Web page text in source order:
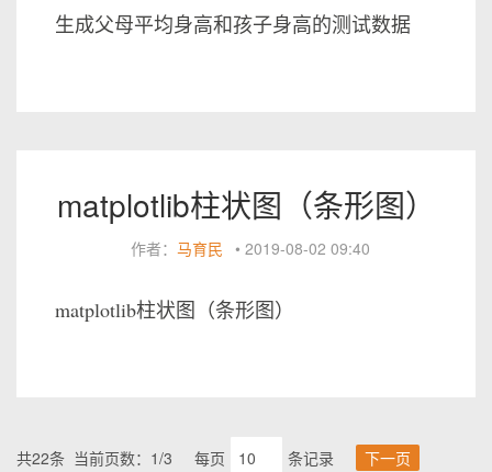
生成父母平均身高和孩子身高的测试数据
matplotlib柱状图（条形图）
作者： 马育民 • 2019-08-02 09:40
matplotlib柱状图（条形图）
共22条 当前页数：1/3 每页 条记录
下一页